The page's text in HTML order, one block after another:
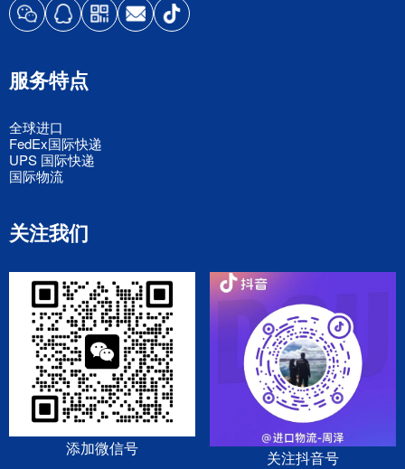
服务特点
全球进口
FedEx国际快递
UPS 国际快递
国际物流
关注我们
添加微信号 关注抖音号